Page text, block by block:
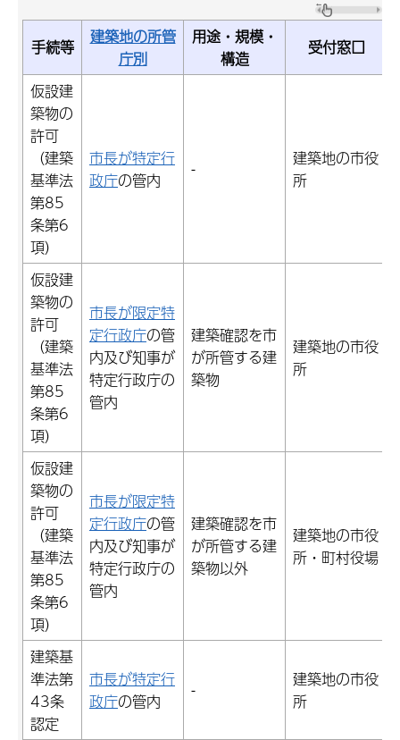
手続等
建築地の所管
庁別
用途・規模・
構造
受付窓口
仮設建
築物の
許可
（建築
基準法
第85
条第6
項）
市長が特定行
政庁の管内
-
建築地の市役
所
仮設建
築物の
許可
（建築
基準法
第85
条第6
項）
市長が限定特
定行政庁の管
内及び知事が
特定行政庁の
管内
建築確認を市
が所管する建
築物
建築地の市役
所
仮設建
築物の
許可
（建築
基準法
第85
条第6
項）
市長が限定特
定行政庁の管
内及び知事が
特定行政庁の
管内
建築確認を市
が所管する建
築物以外
建築地の市役
所・町村役場
建築基
準法第
43条
認定
市長が特定行
政庁の管内
-
建築地の市役
所